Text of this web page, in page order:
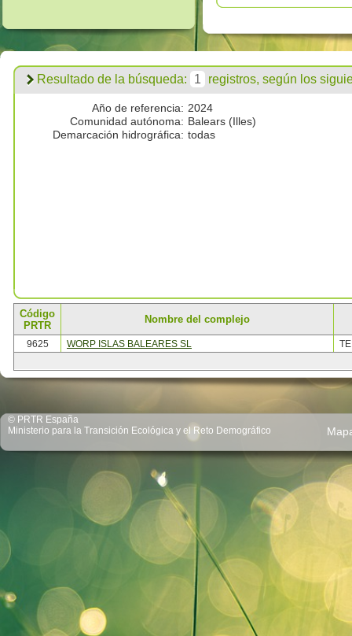
Resultado de la búsqueda: 1 registros, según los
Año de referencia: 2024
Comunidad autónoma: Balears (Illes)
Demarcación hidrográfica: todas
Código
PRTR
Nombre del complejo
9625 WORP ISLAS BALEARES SL
© PRTR España
Ministerio para la Transición Ecológica y el Reto Demográfico